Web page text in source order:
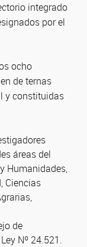
integrado
por el
ocho
de ternas
y constituidas
áreas del
Humanidades,
Ciencias
de
Nº 24.521.